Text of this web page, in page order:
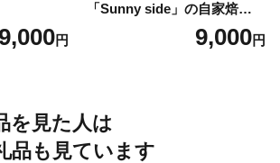
円
「Sunny side」の自家焙煎珈
琲ブレンド珈琲飲み比べセッ
9,000円
を見た人は
品も見ています